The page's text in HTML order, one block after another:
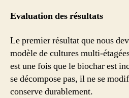
Evaluation des résultats
Le premier résultat que nous
modèle de cultures multi-
est une fois que le biochar est
se décompose pas, il ne se
conserve durablement.